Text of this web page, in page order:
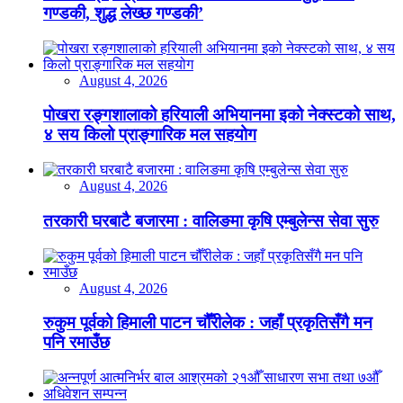
गण्डकी, शुद्ध लेख्छ गण्डकी’
August 4, 2026
पोखरा रङ्गशालाको हरियाली अभियानमा इको नेक्स्टको साथ,
४ सय किलो प्राङ्गारिक मल सहयोग
August 4, 2026
तरकारी घरबाटै बजारमा : वालिङमा कृषि एम्बुलेन्स सेवा सुरु
August 4, 2026
रुकुम पूर्वको हिमाली पाटन चौँरीलेक : जहाँ प्रकृतिसँगै मन
पनि रमाउँछ